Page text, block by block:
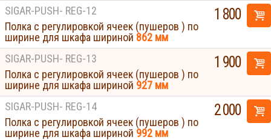
SIGAR-PUSH- REG-12
Полка с регулировкой ячеек (пушеров ) по
ширине для шкафа шириной 862 мм
1 800
SIGAR-PUSH- REG-13
Полка с регулировкой ячеек (пушеров ) по
ширине для шкафа шириной 927 мм
1 900
SIGAR-PUSH- REG-14
Полка с регулировкой ячеек (пушеров ) по
ширине для шкафа шириной 992 мм
2 000